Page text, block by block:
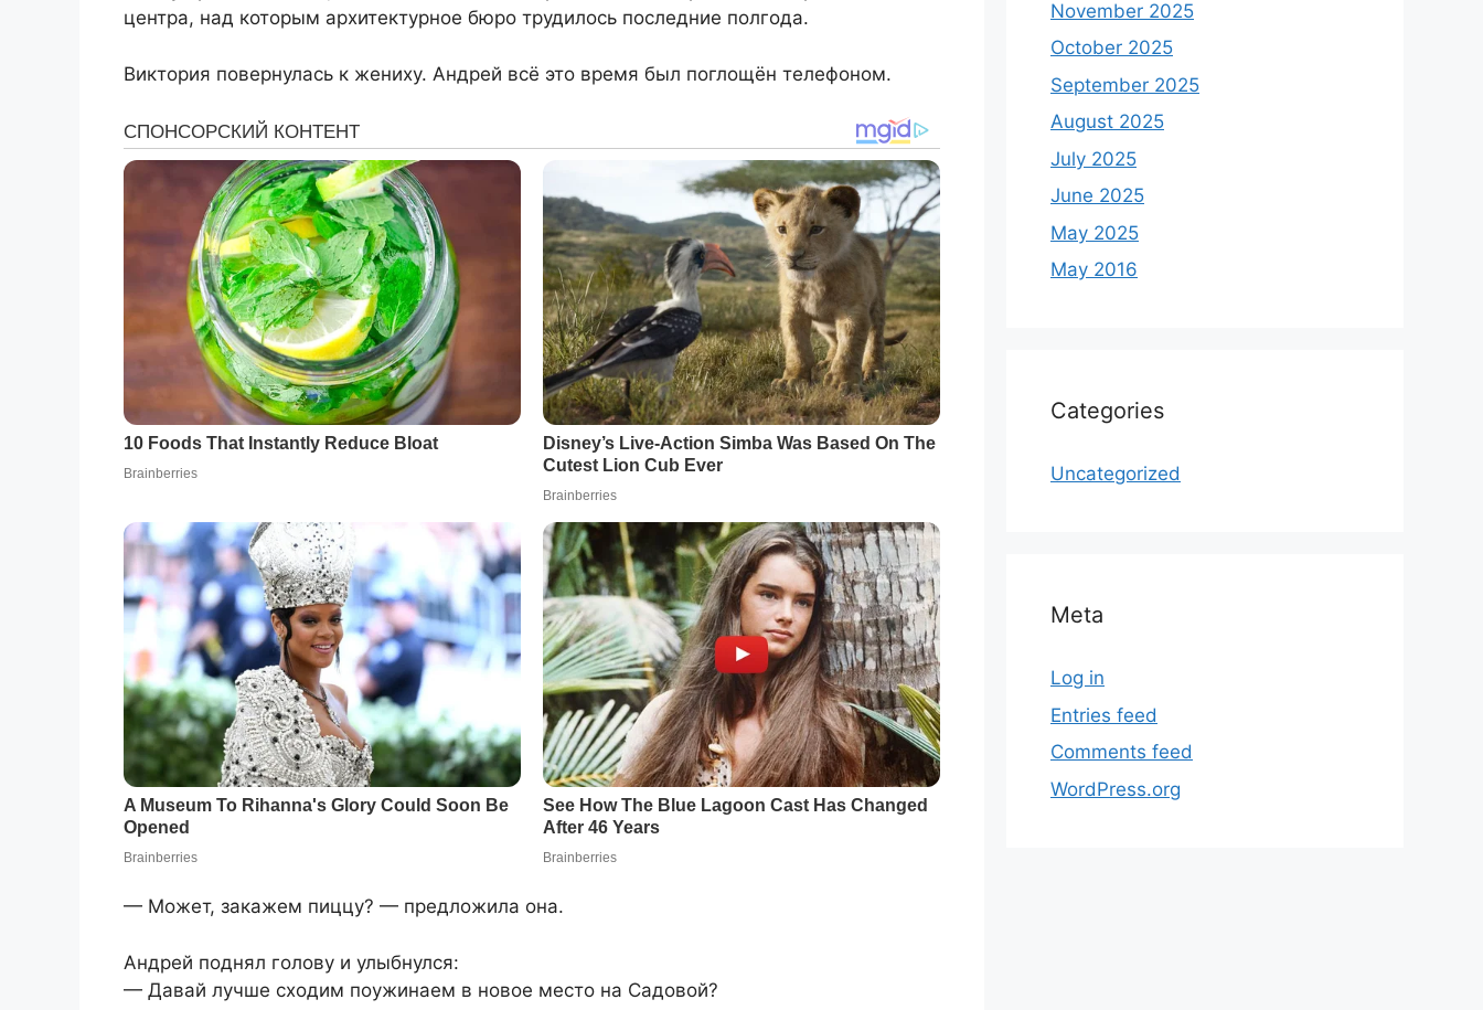
центра, над которым архитектурное бюро трудилось последние полгода.
Виктория повернулась к жениху. Андрей всё это время был поглощён телефоном.
— Может, закажем пиццу? — предложила она.
Андрей поднял голову и улыбнулся:
— Давай лучше сходим поужинаем в новое место на Садовой?
November 2025
October 2025
September 2025
August 2025
July 2025
June 2025
May 2025
May 2016
Categories
Uncategorized
Meta
Log in
Entries feed
Comments feed
WordPress.org